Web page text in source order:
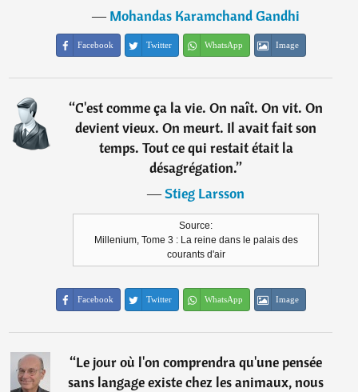
―Mohandas Karamchand Gandhi
Facebook Twitter WhatsApp Image
“C'est comme ça la vie. On naît. On vit. On
devient vieux. On meurt. Il avait fait son
temps. Tout ce qui restait était la
désagrégation.”
―Stieg Larsson
Source:
Millenium, Tome 3 : La reine dans le palais des
courants d'air
Facebook Twitter WhatsApp Image
“Le jour où l'on comprendra qu'une pensée
sans langage existe chez les animaux, nous